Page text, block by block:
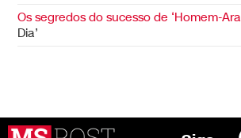
Os segredos do sucesso de ‘Homem-
Dia’